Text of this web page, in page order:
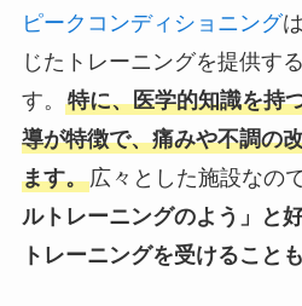
ピークコンディショニング
じたトレーニングを提供す
す。 特に、医学的知識を持
導が特徴で、痛みや不調の
ます。広々とした施設なので
ルトレーニングのよう」と
トレーニングを受けること